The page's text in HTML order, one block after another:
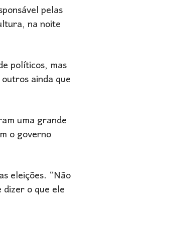
pelas
na noite
políticos, mas
ainda que
uma grande
o governo
eleições. “Não
o que ele